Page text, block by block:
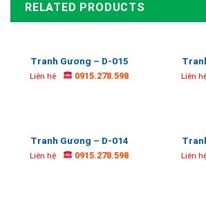
RELATED PRODUCTS
Tranh Gương – D-015
Liên hệ 0915.278.598 Liên
Tranh Gương – D-014
Liên hệ 0915.278.598 Liên